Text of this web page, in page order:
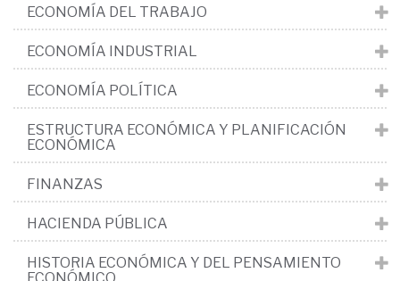
ECONOMÍA DEL TRABAJO
ECONOMÍA INDUSTRIAL
ECONOMÍA POLÍTICA
ESTRUCTURA ECONÓMICA Y PLANIFICACIÓN
ECONÓMICA
FINANZAS
HACIENDA PÚBLICA
HISTORIA ECONÓMICA Y DEL PENSAMIENTO